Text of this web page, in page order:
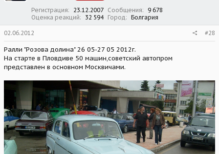
Регистрация 23.12.2007 Сообщения
9 678
Оценка реакций
32 594 Город Болгария
02.06.2012 #28
Ралли "Розова долина" 26 05-27 05 2012г.
На старте в Пловдиве 50 машин,советский автопром
представлен в основном Москвичами.